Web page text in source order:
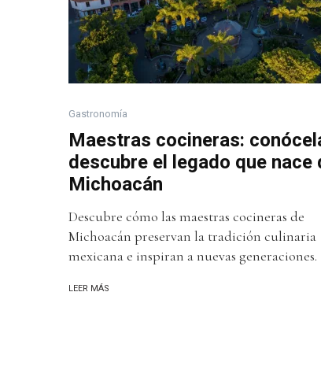
Gastronomía
Maestras cocineras:
descubre el legado que nace
Michoacán
Descubre cómo las maestras cocineras de
Michoacán preservan la tradición culinaria
mexicana e inspiran a nuevas generaciones.
LEER MÁS